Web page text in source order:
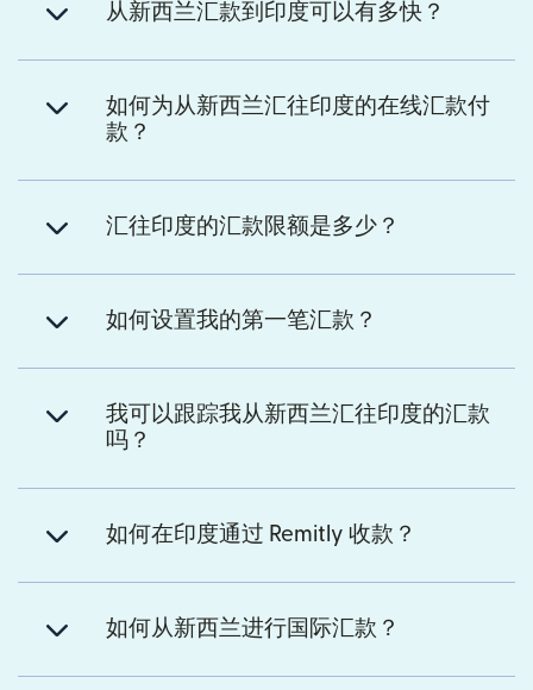
从新西兰汇款到印度可以有多快？
如何为从新西兰汇往印度的在线汇款付
款？
汇往印度的汇款限额是多少？
如何设置我的第一笔汇款？
我可以跟踪我从新西兰汇往印度的汇款
吗？
如何在印度通过 Remitly 收款？
如何从新西兰进行国际汇款？